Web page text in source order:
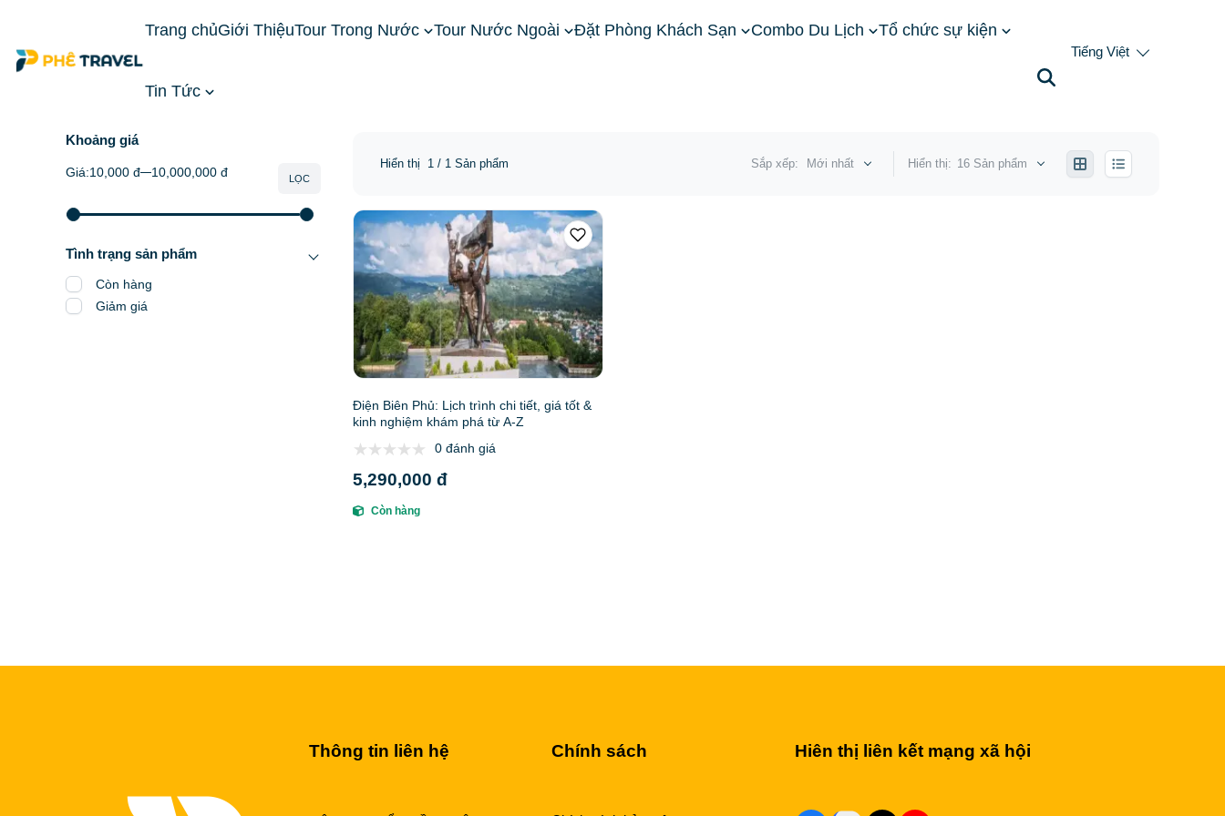
Trang chủGiới ThiệuTour Trong Nước Tour Nước Ngoài Đặt Phòng Khách Sạn Combo Du Lịch Tổ chức sự kiện
Tin Tức
Tiếng Việt
Tour Trong Nước
Khoảng giá
Giá:10,000 đ 10,000,000 đ LỌC
Tình trạng sản phẩm
Còn hàng
Giảm giá
Hiển thị 1 / 1 Sản phẩm Sắp xếp: Mới nhất Hiển thị: 16 Sản phẩm
Điện Biên Phủ: Lịch trình chi tiết, giá tốt &
kinh nghiệm khám phá từ A-Z
0 đánh giá
5,290,000 đ
Còn hàng
Thông tin liên hệ Chính sách Hiên thị liên kết mạng xã hội